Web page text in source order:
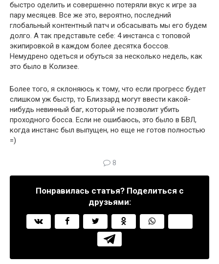
быстро оделить и совершенно потеряли вкус к игре за
пару месяцев. Все же это, вероятно, последний
глобальный контентный патч и обсасывать мы его будем
долго. А так представьте себе: 4 инстанса с топовой
экипировкой в каждом более десятка боссов.
Немудрено одеться и обуться за несколько недель, как
это было в Колизее.
Более того, я склоняюсь к тому, что если прогресс будет
слишком уж быстр, то Близзард могут ввести какой-
нибудь невинный баг, который не позволит убить
проходного босса. Если не ошибаюсь, это было в БВЛ,
когда инстанс был выпущен, но еще не готов полностью
=)
8
Понравилась статья? Поделиться с
друзьями: